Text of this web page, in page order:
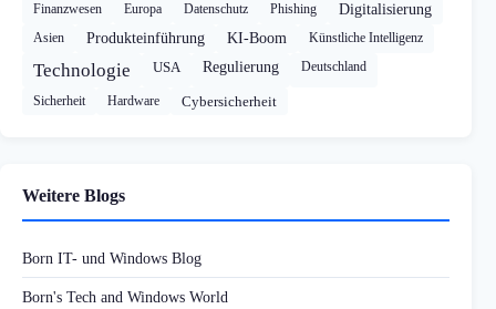
Finanzwesen
Europa Datenschutz Phishing Digitalisierung
Asien Produkteinführung KI-Boom Künstliche Intelligenz
Technologie USA Regulierung Deutschland
Sicherheit Hardware Cybersicherheit
Weitere Blogs
Born IT- und Windows Blog
Born's Tech and Windows World